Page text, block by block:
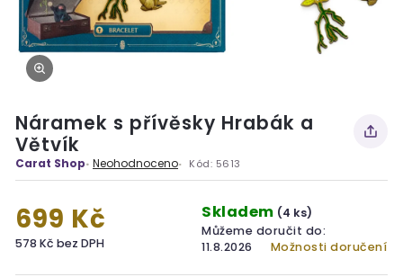
Náramek s přívěsky Hrabák a
Větvík
Carat Shop Neohodnoceno Kód: 5613
699 Kč
578 Kč bez DPH
Skladem (4 ks)
Můžeme doručit do:
11.8.2026
Možnosti doručení